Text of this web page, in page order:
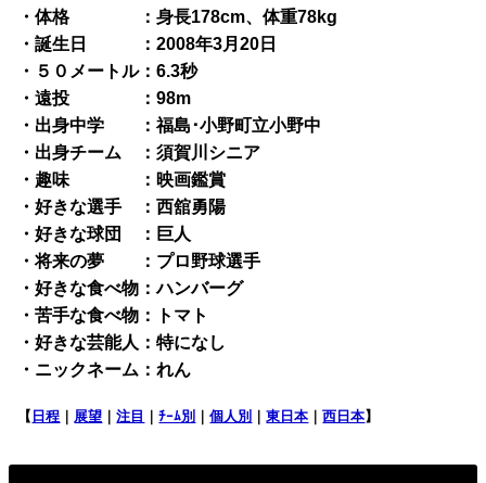
・体格 ：身長178cm、体重78kg
・誕生日 ：2008年3月20日
・５０メートル：6.3秒
・遠投 ：98m
・出身中学 ：福島･小野町立小野中
・出身チーム ：須賀川シニア
・趣味 ：映画鑑賞
・好きな選手 ：西舘勇陽
・好きな球団 ：巨人
・将来の夢 ：プロ野球選手
・好きな食べ物：ハンバーグ
・苦手な食べ物：トマト
・好きな芸能人：特になし
・ニックネーム：れん
【 日程 ｜ 展望 ｜注目 ｜ﾁｰﾑ別 ｜個人別 ｜東日本 ｜西日本】